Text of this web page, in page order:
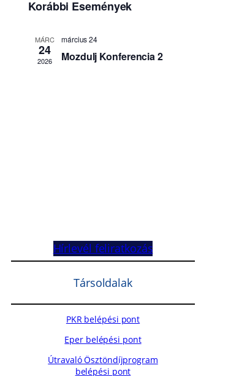
Hírlevél feliratkozás
Társoldalak
PKR belépési pont
Eper belépési pont
Útravaló Ösztöndíjprogram
belépési pont